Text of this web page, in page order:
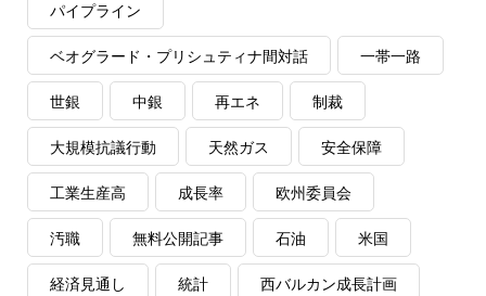
パイプライン
ベオグラード・プリシュティナ間対話 一帯一路
世銀 中銀 再エネ 制裁
大規模抗議行動 天然ガス 安全保障
工業生産高 成長率 欧州委員会
汚職 無料公開記事 石油 米国
経済見通し 統計 西バルカン成長計画